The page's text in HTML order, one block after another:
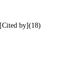
[Cited by](18)